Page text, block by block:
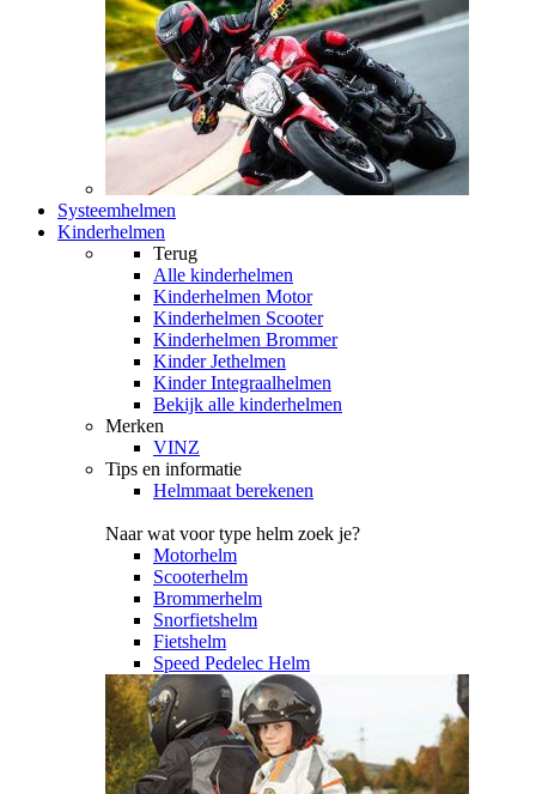
Systeemhelmen
Kinderhelmen
Terug
Alle kinderhelmen
Kinderhelmen Motor
Kinderhelmen Scooter
Kinderhelmen Brommer
Kinder Jethelmen
Kinder Integraalhelmen
Bekijk alle kinderhelmen
Merken
VINZ
Tips en informatie
Helmmaat berekenen
Naar wat voor type helm zoek je?
Motorhelm
Scooterhelm
Brommerhelm
Snorfietshelm
Fietshelm
Speed Pedelec Helm